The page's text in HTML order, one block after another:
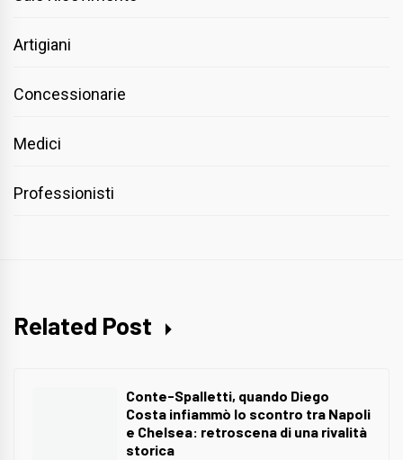
Artigiani
Concessionarie
Medici
Professionisti
Related Post
Conte-Spalletti, quando Diego
Costa infiammò lo scontro tra Napoli
e Chelsea: retroscena di una rivalità
storica